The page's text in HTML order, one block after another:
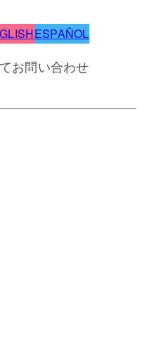
ESPAÑOL
お問い合わせ